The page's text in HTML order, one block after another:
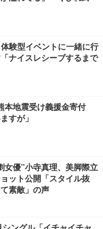
験型イベントに一緒に行
ナイスレシーブするまで
本地震受け義援金寄付
すが」
女優”小寺真理、美脚際立
ット公開「スタイル抜
素敵」の声